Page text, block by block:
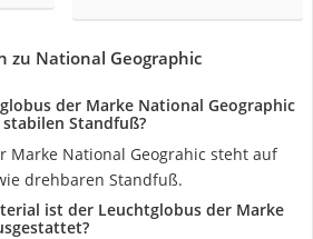
zu National Geographic
der Marke National Geographic
Standfuß?
Marke National Geograhic steht auf
drehbaren Standfuß.
ist der Leuchtglobus der Marke